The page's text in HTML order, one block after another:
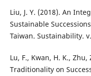
Liu, J. Y. (2018). An
Sustainable
Taiwan. Sustainability.
Lu, F., Kwan, H. K.,
Traditionality on